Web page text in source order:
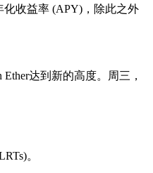
化收益率 (APY)，除此之外
达到新的高度。周三，
。